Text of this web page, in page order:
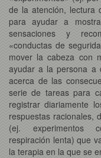
de la atención, lectura
para ayudar a
sensaciones y
«conductas de
mover la cabeza con
ayudar a la persona a
acerca de las
serie de tareas para
registrar diariamente
respuestas racionales,
(ej. experimentos
respiración lenta) que
la terapia en la que se